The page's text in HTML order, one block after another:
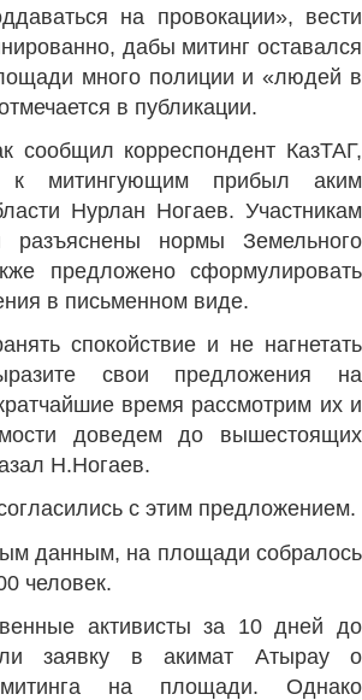
на провокации», вести
дабы митинг оставался
много полиции и «людей в
в публикации.
сообщил корреспондент КазТАГ,
митингующим прибыл аким
Нурлан Ногаев. Участникам
разъяснены нормы Земельного
предложено сформулировать
в письменном виде.
спокойствие и не нагнетать
свои предложения на
время рассмотрим их и
доведем до вышестоящих
Н.Ногаев.
с этим предложением.
данным, на площади собралось
человек.
активисты за 10 дней до
заявку в акимат Атырау о
на площади. Однако